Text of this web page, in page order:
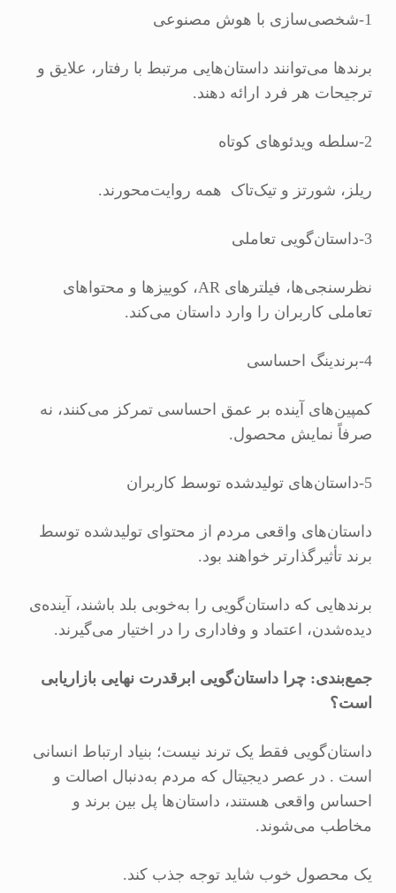
1-شخصی‌سازی با هوش مصنوعی
برندها می‌توانند داستان‌هایی مرتبط با رفتار، علایق و
ترجیحات هر فرد ارائه دهند.
2-سلطه ویدئوهای کوتاه
ریلز، شورتز و تیک‌تاک همه روایت‌محورند.
3-داستان‌گویی تعاملی
نظرسنجی‌ها، فیلترهای AR، کوییزها و محتواهای
تعاملی کاربران را وارد داستان می‌کند.
4-برندینگ احساسی
کمپین‌های آینده بر عمق احساسی تمرکز می‌کنند، نه
صرفاً نمایش محصول.
5-داستان‌های تولیدشده توسط کاربران
داستان‌های واقعی مردم از محتوای تولیدشده توسط
برند تأثیرگذارتر خواهند بود.
برندهایی که داستان‌گویی را به‌خوبی بلد باشند، آینده‌ی
دیده‌شدن، اعتماد و وفاداری را در اختیار می‌گیرند.
جمع‌بندی: چرا داستان‌گویی ابرقدرت نهایی بازاریابی
است؟
داستان‌گویی فقط یک ترند نیست؛ بنیاد ارتباط انسانی
است . در عصر دیجیتال که مردم به‌دنبال اصالت و
احساس واقعی هستند، داستان‌ها پل بین برند و
مخاطب می‌شوند.
یک محصول خوب شاید توجه جذب کند.